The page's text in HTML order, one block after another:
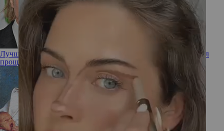
Лучший друг – виноватый бывший: как Брэд Питт заслужил
прощение Дженнифер Энистон, несмотря на новый роман